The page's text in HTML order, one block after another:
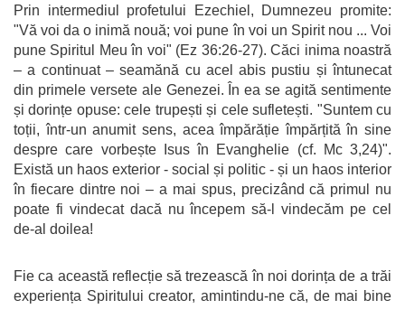
Prin intermediul profetului Ezechiel, Dumnezeu promite:
"Vă voi da o inimă nouă; voi pune în voi un Spirit nou ... Voi
pune Spiritul Meu în voi" (Ez 36:26-27). Căci inima noastră
– a continuat – seamănă cu acel abis pustiu și întunecat
din primele versete ale Genezei. În ea se agită sentimente
și dorințe opuse: cele trupești și cele sufletești. "Suntem cu
toții, într-un anumit sens, acea împărăție împărțită în sine
despre care vorbește Isus în Evanghelie (cf. Mc 3,24)".
Există un haos exterior - social și politic - și un haos interior
în fiecare dintre noi – a mai spus, precizând că primul nu
poate fi vindecat dacă nu începem să-l vindecăm pe cel
de-al doilea!
Fie ca această reflecție să trezească în noi dorința de a trăi
experiența Spiritului creator, amintindu-ne că, de mai bine